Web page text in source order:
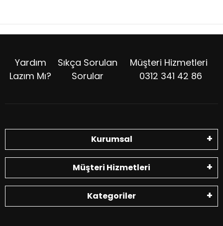
Yardım
Lazım Mı?
Sıkça Sorulan
Sorular
Müşteri Hizmetleri
0312 341 42 86
Kurumsal
Müşteri Hizmetleri
Kategoriler